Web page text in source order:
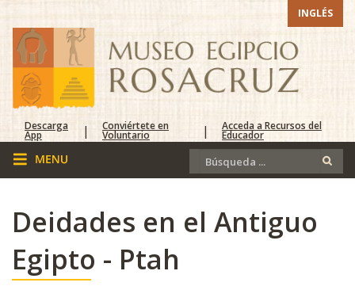
INGLÉS
Descarga
App | Conviértete en
Voluntario | Acceda a Recursos del
Educador
Deidades en el Antiguo
Egipto - Ptah